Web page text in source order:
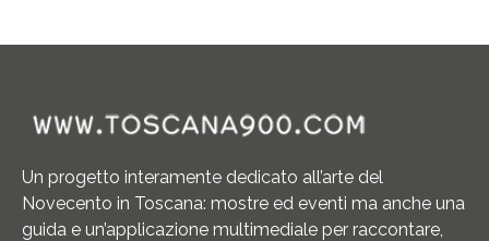
Un progetto interamente dedicato all’arte del
Novecento in Toscana: mostre ed eventi ma anche una
guida e un’applicazione multimediale per raccontare,